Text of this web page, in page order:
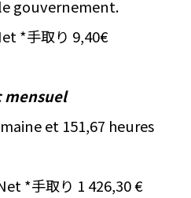
gouvernement.
*手取り 9,40€
mensuel
et 151,67 heures
*手取り 1 426,30 €